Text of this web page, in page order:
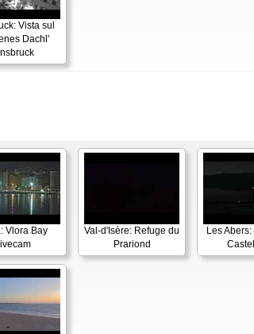
Vista sul
Dachl'
Vlora Bay
Val-d'Isère: Refuge du
Prariond
Les